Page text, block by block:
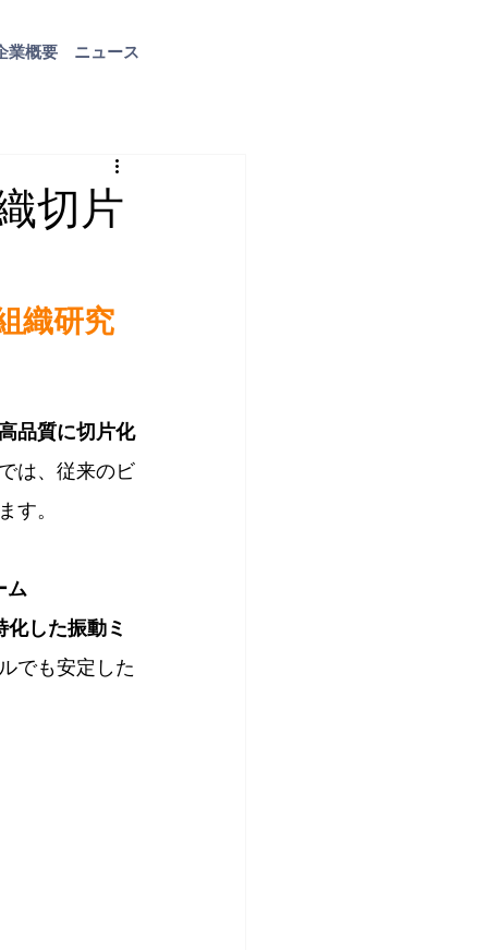
業概要 ニュース
切片
織研究
品質に切片化
は、従来のビ
す。
ム
した振動ミ
でも安定した